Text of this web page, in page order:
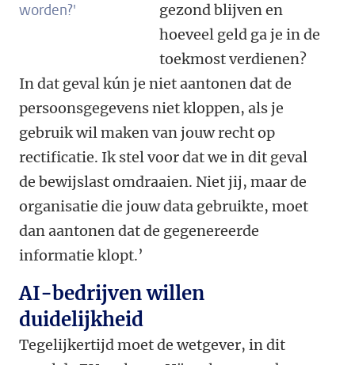
worden?'
gezond blijven en
hoeveel geld ga je in de
toekmost verdienen?
In dat geval kún je niet aantonen dat de
persoonsgegevens niet kloppen, als je
gebruik wil maken van jouw recht op
rectificatie. Ik stel voor dat we in dit geval
de bewijslast omdraaien. Niet jij, maar de
organisatie die jouw data gebruikte, moet
dan aantonen dat de gegenereerde
informatie klopt.’
AI-bedrijven willen
duidelijkheid
Tegelijkertijd moet de wetgever, in dit